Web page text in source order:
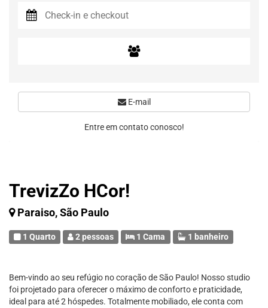
TrevizZo HCor!
Paraiso, São Paulo
1 Quarto 2 pessoas 1 Cama 1 banheiro
Bem-vindo ao seu refúgio no coração de São Paulo! Nosso studio
foi projetado para oferecer o máximo de conforto e praticidade,
ideal para até 2 hóspedes. Totalmente mobiliado, ele conta com
E-mail
Entre em contato conosco!